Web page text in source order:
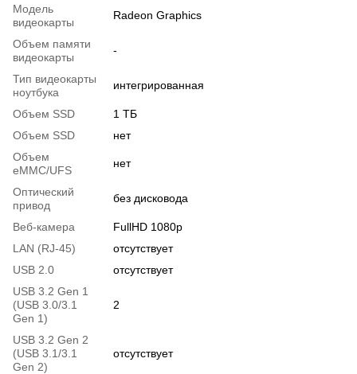
Модель
видеокарты
Radeon Graphics
Объем памяти
видеокарты
-
Тип видеокарты
ноутбука
интегрированная
Объем SSD
1 ТБ
Объем SSD
нет
Объем
eMMC/UFS
нет
Оптический
привод
без дисковода
Веб-камера
FullHD 1080p
LAN (RJ-45)
отсутствует
USB 2.0
отсутствует
USB 3.2 Gen 1
(USB 3.0/3.1
Gen 1)
2
USB 3.2 Gen 2
(USB 3.1/3.1
Gen 2)
отсутствует